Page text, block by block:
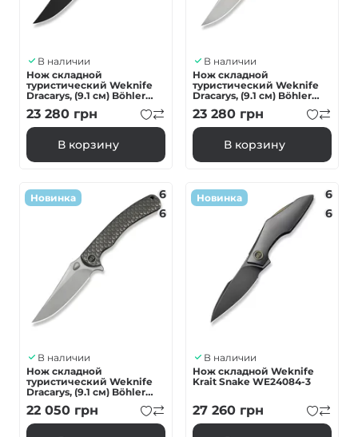
В наличии
Нож складной
туристический Weknife
Dracarys, (9.1 см) Böhler
M390/титан 6AL4V черный
23 280 грн
В корзину
В наличии
Нож складной
туристический Weknife
Dracarys, (9.1 см) Böhler
M390 / титан 6AL4V
фиолетовый/золотой
23 280 грн
В корзину
Новинка
6
6
В наличии
Нож складной
туристический Weknife
Dracarys, (9.1 см) Böhler
M390/титан 6AL4V серый
22 050 грн
Новинка
6
6
В наличии
Нож складной Weknife
Krait Snake WE24084-3
27 260 грн